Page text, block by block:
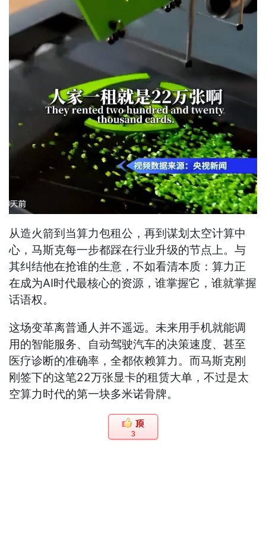
从造火箭到当算力包租公，再到谋划太空计算中
心，马斯克每一步都踩在行业升级的节点上。与
其纠结他在抢谁的生意，不如看清本质：算力正
在成为AI时代最核心的资源，谁掌握它，谁就掌握
话语权。
这场变革离普通人并不遥远。未来用手机就能调
用的智能服务、自动驾驶汽车的决策速度、甚至
医疗诊断的准确率，全都依赖算力。而马斯克刚
刚签下的这笔22万张显卡的租赁大单，不过是太
空算力时代的第一块多米诺骨牌。
3